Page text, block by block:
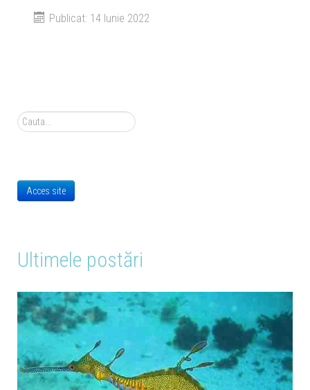
Publicat: 14 Iunie 2022
Cauta
Acces site
Ultimele postări